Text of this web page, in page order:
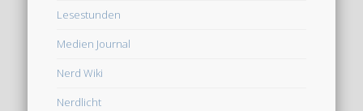
Lesestunden
Medien Journal
Nerd Wiki
Nerdlicht